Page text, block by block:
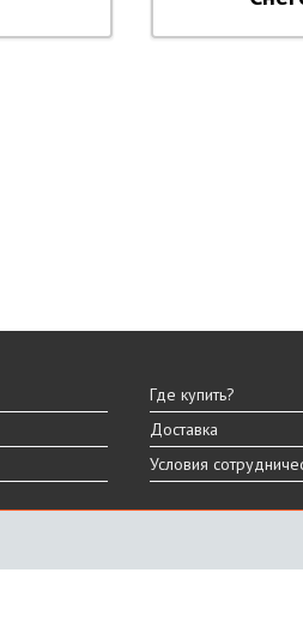
Где купить?
Доставка
Условия